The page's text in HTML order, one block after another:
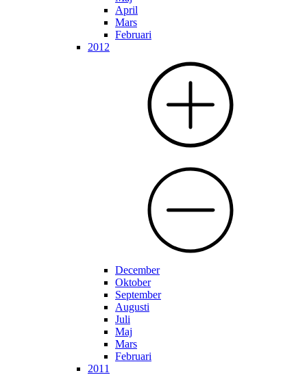
April
Mars
Februari
2012
December
Oktober
September
Augusti
Juli
Maj
Mars
Februari
2011